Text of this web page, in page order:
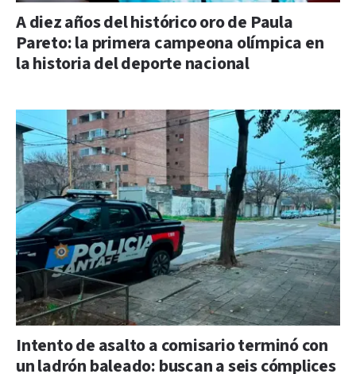
A diez años del histórico oro de Paula
Pareto: la primera campeona olímpica en
la historia del deporte nacional
Intento de asalto a comisario terminó con
un ladrón baleado: buscan a seis cómplices